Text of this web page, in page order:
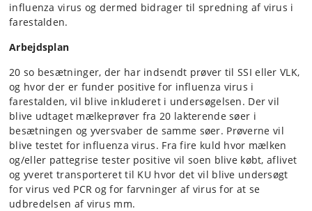
influenza virus og dermed bidrager til spredning af virus i
farestalden.
Arbejdsplan
20 so besætninger, der har indsendt prøver til SSI eller VLK,
og hvor der er funder positive for influenza virus i
farestalden, vil blive inkluderet i undersøgelsen. Der vil
blive udtaget mælkeprøver fra 20 lakterende søer i
besætningen og yversvaber de samme søer. Prøverne vil
blive testet for influenza virus. Fra fire kuld hvor mælken
og/eller pattegrise tester positive vil soen blive købt, aflivet
og yveret transporteret til KU hvor det vil blive undersøgt
for virus ved PCR og for farvninger af virus for at se
udbredelsen af virus mm.